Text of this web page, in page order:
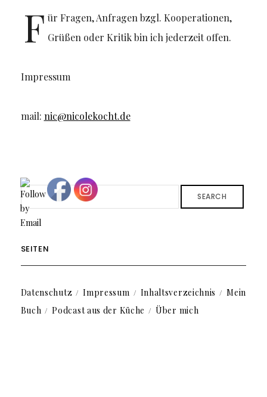
F ür Fragen, Anfragen bzgl. Kooperationen,
Grüßen oder Kritik bin ich jederzeit offen.
Impressum
mail: nic@nicolekocht.de
SEARCH
SEITEN
Datenschutz Impressum Inhaltsverzeichnis
Mein
Buch
Podcast aus der Küche Über mich